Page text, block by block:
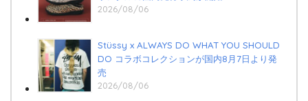
2026/08/06
Stüssy x ALWAYS DO WHAT YOU SHOULD
DO コラボコレクションが国内8月7日より発
売
2026/08/06